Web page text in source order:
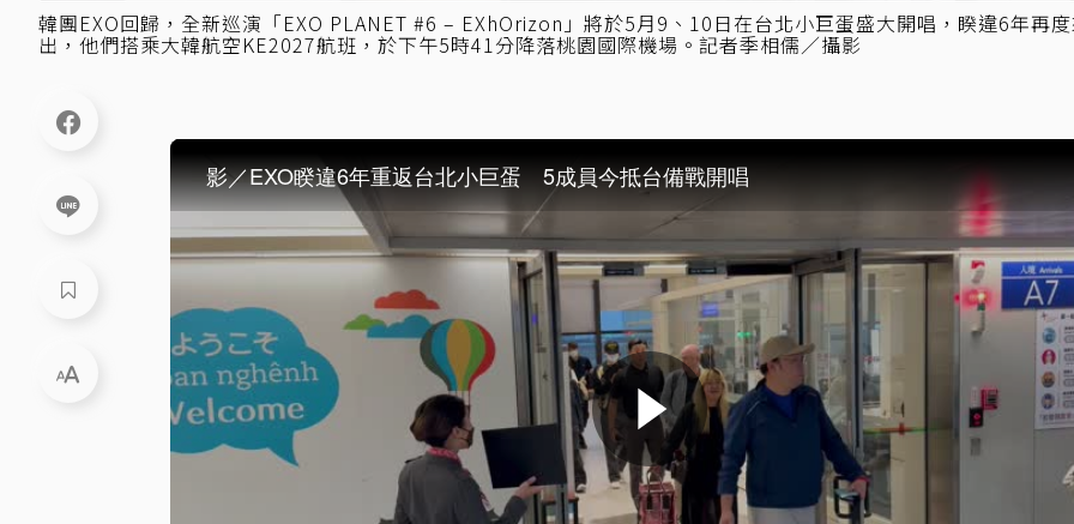
韓團EXO回歸，全新巡演「EXO PLANET #6 – EXhOrizon」將於5月9、10日在台北小巨蛋盛大開唱，睽違6年再
出，他們搭乘大韓航空KE2027航班，於下午5時41分降落桃園國際機場。記者季相儒／攝影